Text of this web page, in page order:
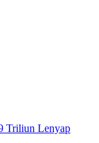
Triliun Lenyap